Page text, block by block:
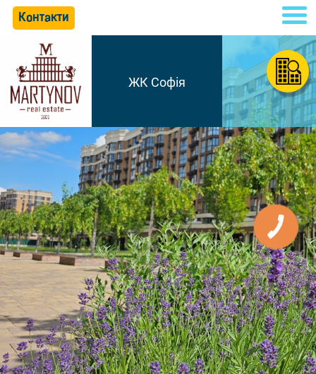
Контакти
ЖК Софія